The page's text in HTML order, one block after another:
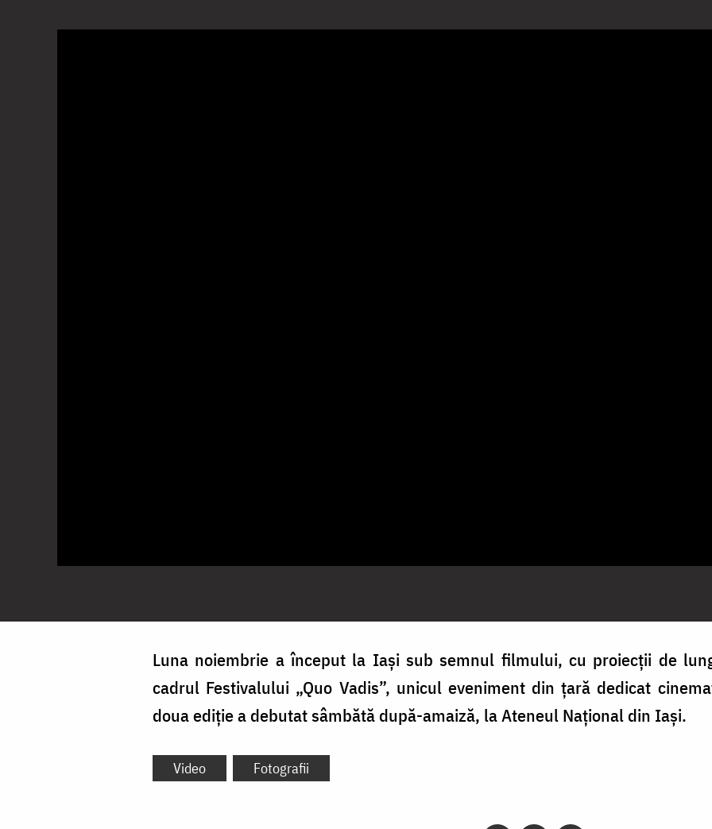
Luna noiembrie a început la Iași sub semnul filmului, cu proiecții de
cadrul Festivalului „Quo Vadis”, unicul eveniment din țară dedicat
doua ediție a debutat sâmbătă după-amaiză, la Ateneul Național din Iași.
Video Fotografii